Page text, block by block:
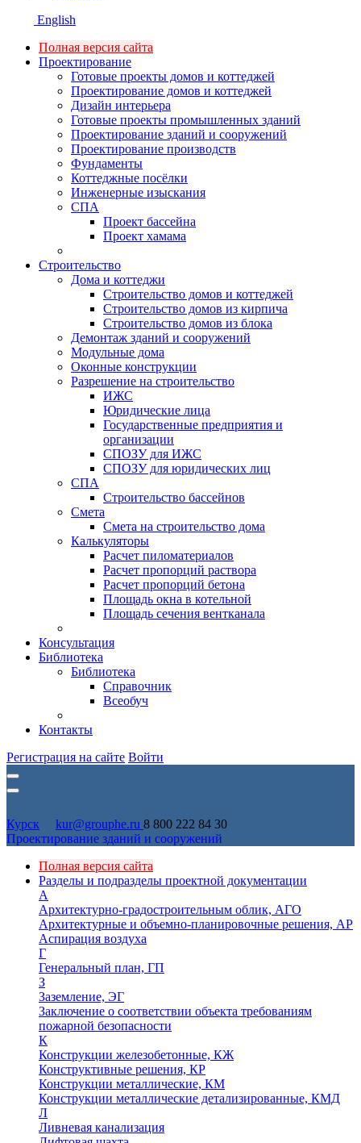
English
Полная версия сайта
Проектирование
Готовые проекты домов и коттеджей
Проектирование домов и коттеджей
Дизайн интерьера
Готовые проекты промышленных зданий
Проектирование зданий и сооружений
Проектирование производств
Фундаменты
Коттеджные посёлки
Инженерные изыскания
СПА
Проект бассейна
Проект хамама
Строительство
Дома и коттеджи
Строительство домов и коттеджей
Строительство домов из кирпича
Строительство домов из блока
Демонтаж зданий и сооружений
Модульные дома
Оконные конструкции
Разрешение на строительство
ИЖС
Юридические лица
Государственные предприятия и
организации
СПОЗУ для ИЖС
СПОЗУ для юридических лиц
СПА
Строительство бассейнов
Смета
Смета на строительство дома
Калькуляторы
Расчет пиломатериалов
Расчет пропорций раствора
Расчет пропорций бетона
Площадь окна в котельной
Площадь сечения вентканала
Консультация
Библиотека
Библиотека
Справочник
Всеобуч
Контакты
Регистрация на сайте Войти
Курск kur@grouphe.ru 8 800 222 84 30
Проектирование зданий и сооружений
Полная версия сайта
Разделы и подразделы проектной документации
А
Архитектурно-градостроительным облик, АГО
Архитектурные и объемно-планировочные решения, АР
Аспирация воздуха
Г
Генеральный план, ГП
З
Заземление, ЭГ
Заключение о соответствии объекта требованиям
пожарной безопасности
К
Конструкции железобетонные, КЖ
Конструктивные решения, КР
Конструкции металлические, КМ
Конструкции металлические детализированные, КМД
Л
Ливневая канализация